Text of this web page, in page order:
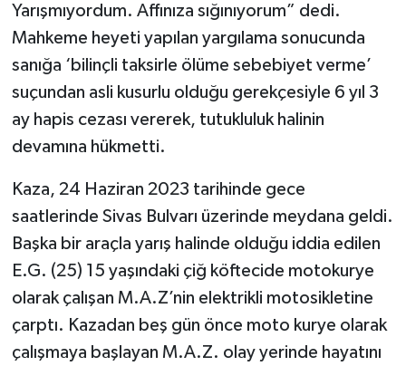
Yarışmıyordum. Affınıza sığınıyorum” dedi.
Mahkeme heyeti yapılan yargılama sonucunda
sanığa ‘bilinçli taksirle ölüme sebebiyet verme’
suçundan asli kusurlu olduğu gerekçesiyle 6 yıl 3
ay hapis cezası vererek, tutukluluk halinin
devamına hükmetti.
Kaza, 24 Haziran 2023 tarihinde gece
saatlerinde Sivas Bulvarı üzerinde meydana geldi.
Başka bir araçla yarış halinde olduğu iddia edilen
E.G. (25) 15 yaşındaki çiğ köftecide motokurye
olarak çalışan M.A.Z’nin elektrikli motosikletine
çarptı. Kazadan beş gün önce moto kurye olarak
çalışmaya başlayan M.A.Z. olay yerinde hayatını